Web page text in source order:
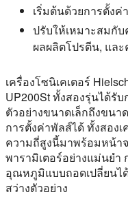
เริ่มต้นด้วยการตั้ง
ปรับให้เหมาะสมกั
ผลผลิตโปรตีน, แล
เครื่องโซนิเคเตอร์
UP200St ทั้งสองรุ่นได้
ตัวอย่างขนาดเล็กถึงขน
การตั้งค่าพัลส์ได้ ทั้งสองเ
ความถี่สูงนี้มาพร้อมหน้า
พารามิเตอร์อย่างแม่นย
อุณหภูมิแบบถอดเปลี่ยนไ
สว่างตัวอย่าง